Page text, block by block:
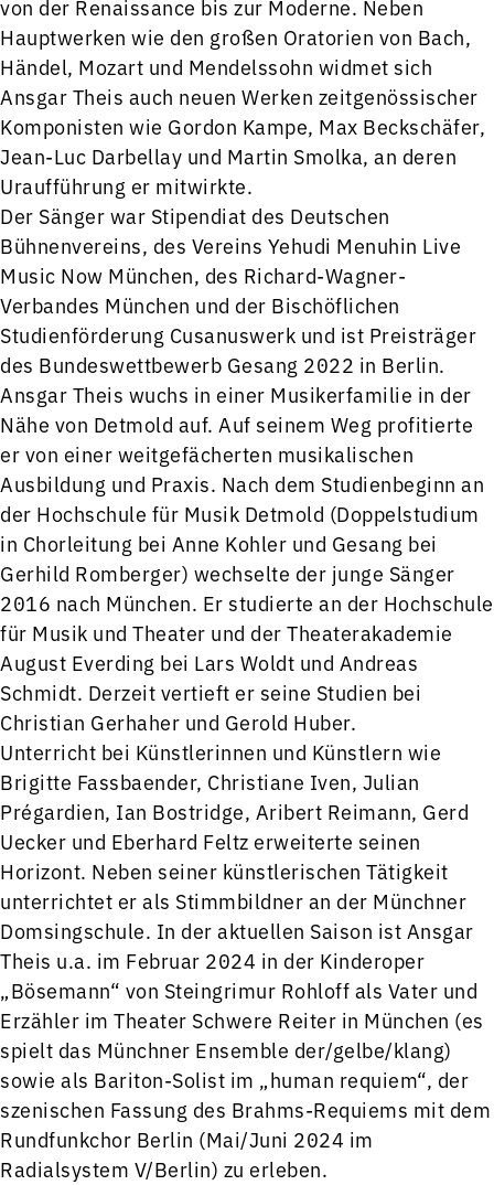
von der Renaissance bis zur Moderne. Neben
Hauptwerken wie den großen Oratorien von Bach,
Händel, Mozart und Mendelssohn widmet sich
Ansgar Theis auch neuen Werken zeitgenössischer
Komponisten wie Gordon Kampe, Max Beckschäfer,
Jean-Luc Darbellay und Martin Smolka, an deren
Uraufführung er mitwirkte.
Der Sänger war Stipendiat des Deutschen
Bühnenvereins, des Vereins Yehudi Menuhin Live
Music Now München, des Richard-Wagner-
Verbandes München und der Bischöflichen
Studienförderung Cusanuswerk und ist Preisträger
des Bundeswettbewerb Gesang 2022 in Berlin.
Ansgar Theis wuchs in einer Musikerfamilie in der
Nähe von Detmold auf. Auf seinem Weg profitierte
er von einer weitgefächerten musikalischen
Ausbildung und Praxis. Nach dem Studienbeginn an
der Hochschule für Musik Detmold (Doppelstudium
in Chorleitung bei Anne Kohler und Gesang bei
Gerhild Romberger) wechselte der junge Sänger
2016 nach München. Er studierte an der Hochschule
für Musik und Theater und der Theaterakademie
August Everding bei Lars Woldt und Andreas
Schmidt. Derzeit vertieft er seine Studien bei
Christian Gerhaher und Gerold Huber.
Unterricht bei Künstlerinnen und Künstlern wie
Brigitte Fassbaender, Christiane Iven, Julian
Prégardien, Ian Bostridge, Aribert Reimann, Gerd
Uecker und Eberhard Feltz erweiterte seinen
Horizont. Neben seiner künstlerischen Tätigkeit
unterrichtet er als Stimmbildner an der Münchner
Domsingschule. In der aktuellen Saison ist Ansgar
Theis u.a. im Februar 2024 in der Kinderoper
„Bösemann“ von Steingrimur Rohloff als Vater und
Erzähler im Theater Schwere Reiter in München (es
spielt das Münchner Ensemble der/gelbe/klang)
sowie als Bariton-Solist im „human requiem“, der
szenischen Fassung des Brahms-Requiems mit dem
Rundfunkchor Berlin (Mai/Juni 2024 im
Radialsystem V/Berlin) zu erleben.